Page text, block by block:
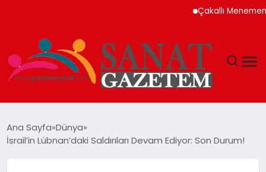
Çakallı Menemeni
Ana Sayfa Dünya
İsrail’in Lübnan’daki Saldırıları Devam Ediyor: Son Durum!